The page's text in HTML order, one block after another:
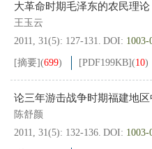
大革命时期毛泽东的农民理论
王玉云
2011, 31(5): 127-131. DOI: 1003-
[摘要](699) [PDF199KB](10)
论三年游击战争时期福建地
陈舒颜
2011, 31(5): 132-136. DOI: 1003-